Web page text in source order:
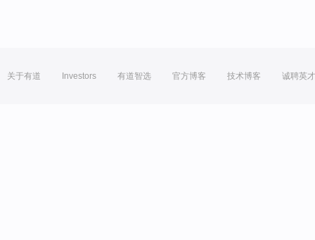
关于有道 Investors 有道智选 官方博客 技术博客 诚聘英才